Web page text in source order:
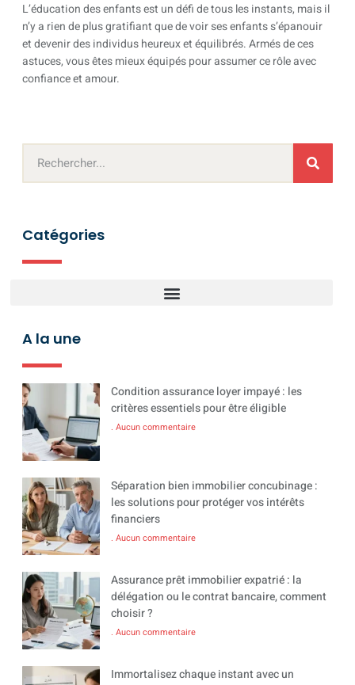
L’éducation des enfants est un défi de tous les instants, mais il
n’y a rien de plus gratifiant que de voir ses enfants s’épanouir
et devenir des individus heureux et équilibrés. Armés de ces
astuces, vous êtes mieux équipés pour assumer ce rôle avec
confiance et amour.
Catégories
A la une
Condition assurance loyer impayé : les
critères essentiels pour être éligible
Aucun commentaire
Séparation bien immobilier concubinage :
les solutions pour protéger vos intérêts
financiers
Aucun commentaire
Assurance prêt immobilier expatrié : la
délégation ou le contrat bancaire, comment
choisir ?
Aucun commentaire
Immortalisez chaque instant avec un